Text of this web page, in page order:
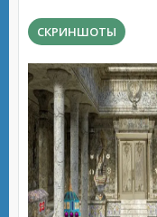
СКРИНШОТЫ